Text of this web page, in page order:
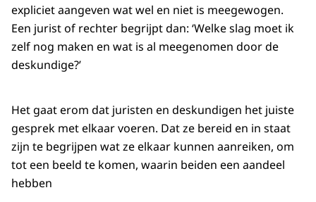
expliciet aangeven wat wel en niet is meegewogen.
Een jurist of rechter begrijpt dan: ‘Welke slag moet ik
zelf nog maken en wat is al meegenomen door de
deskundige?’
Het gaat erom dat juristen en deskundigen het juiste
gesprek met elkaar voeren. Dat ze bereid en in staat
zijn te begrijpen wat ze elkaar kunnen aanreiken, om
tot een beeld te komen, waarin beiden een aandeel
hebben